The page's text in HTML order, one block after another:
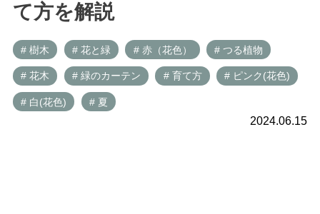
て方を解説
# 樹木 # 花と緑 # 赤（花色） # つる植物
# 花木 # 緑のカーテン # 育て方 # ピンク(花色)
# 白(花色) # 夏
2024.06.15